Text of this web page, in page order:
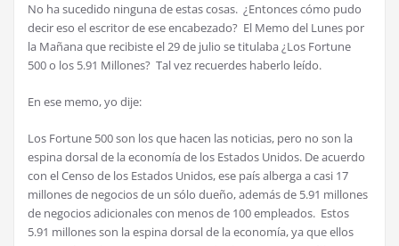
No ha sucedido ninguna de estas cosas. ¿Entonces cómo pudo
decir eso el escritor de ese encabezado? El Memo del Lunes por
la Mañana que recibiste el 29 de julio se titulaba ¿Los Fortune
500 o los 5.91 Millones? Tal vez recuerdes haberlo leído.
En ese memo, yo dije:
Los Fortune 500 son los que hacen las noticias, pero no son la
espina dorsal de la economía de los Estados Unidos. De acuerdo
con el Censo de los Estados Unidos, ese país alberga a casi 17
millones de negocios de un sólo dueño, además de 5.91 millones
de negocios adicionales con menos de 100 empleados. Estos
5.91 millones son la espina dorsal de la economía, ya que ellos